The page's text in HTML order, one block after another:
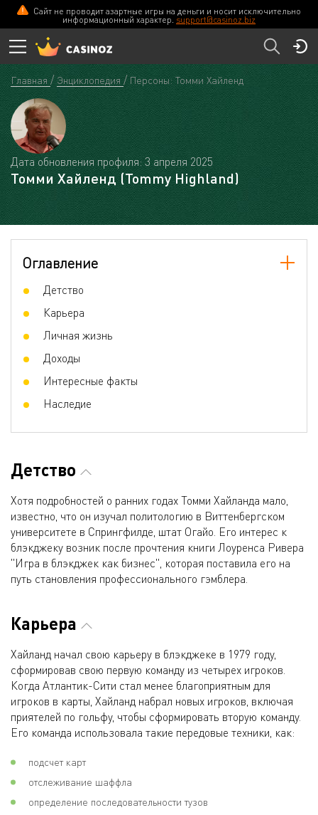
Сайт не проводит азартные игры на деньги и носит исключительно
информационный характер. support@casinoz.biz
Главная Энциклопедия Персоны: Томми Хайленд
Дата обновления профиля: 3 апреля 2025
Томми Хайленд (Tommy Highland)
Оглавление
Детство
Карьера
Личная жизнь
Доходы
Интересные факты
Наследие
Детство
Хотя подробностей о ранних годах Томми Хайланда мало,
известно, что он изучал политологию в Виттенбергском
университете в Спрингфилде, штат Огайо. Его интерес к
блэкджеку возник после прочтения книги Лоуренса Ривера
"Игра в блэкджек как бизнес", которая поставила его на
путь становления профессионального гэмблера.
Карьера
Хайланд начал свою карьеру в блэкджеке в 1979 году,
сформировав свою первую команду из четырех игроков.
Когда Атлантик-Сити стал менее благоприятным для
игроков в карты, Хайланд набрал новых игроков, включая
приятелей по гольфу, чтобы сформировать вторую команду.
Его команда использовала такие передовые техники, как:
подсчет карт
отслеживание шаффла
определение последовательности тузов